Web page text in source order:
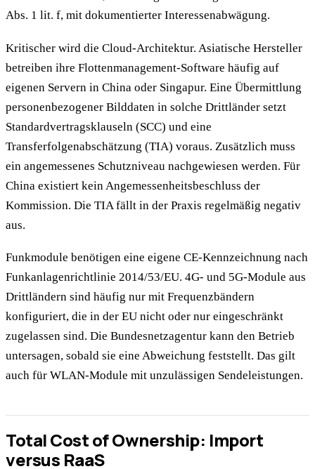
Abs. 1 lit. f, mit dokumentierter Interessenabwägung.
Kritischer wird die Cloud-Architektur. Asiatische Hersteller
betreiben ihre Flottenmanagement-Software häufig auf
eigenen Servern in China oder Singapur. Eine Übermittlung
personenbezogener Bilddaten in solche Drittländer setzt
Standardvertragsklauseln (SCC) und eine
Transferfolgenabschätzung (TIA) voraus. Zusätzlich muss
ein angemessenes Schutzniveau nachgewiesen werden. Für
China existiert kein Angemessenheitsbeschluss der
Kommission. Die TIA fällt in der Praxis regelmäßig negativ
aus.
Funkmodule benötigen eine eigene CE-Kennzeichnung nach
Funkanlagenrichtlinie 2014/53/EU. 4G- und 5G-Module aus
Drittländern sind häufig nur mit Frequenzbändern
konfiguriert, die in der EU nicht oder nur eingeschränkt
zugelassen sind. Die Bundesnetzagentur kann den Betrieb
untersagen, sobald sie eine Abweichung feststellt. Das gilt
auch für WLAN-Module mit unzulässigen Sendeleistungen.
Total Cost of Ownership: Import
versus RaaS